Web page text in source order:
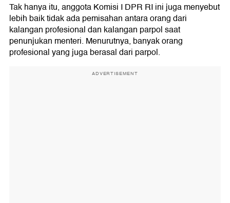
Tak hanya itu, anggota Komisi I DPR RI ini juga menyebut
lebih baik tidak ada pemisahan antara orang dari
kalangan profesional dan kalangan parpol saat
penunjukan menteri. Menurutnya, banyak orang
profesional yang juga berasal dari parpol.
ADVERTISEMENT